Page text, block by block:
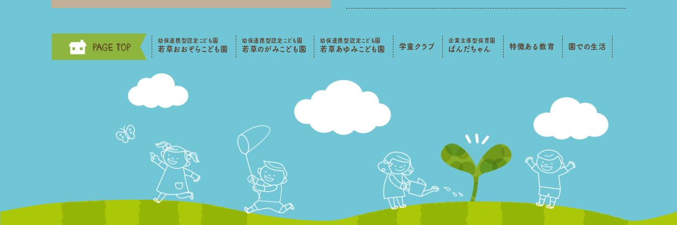
幼保連携型認定こども園
若草おおぞらこども園
幼保連携型認定こども園
若草のがみこども園
幼保連携型認定こども園
若草あゆみこども園 学童クラブ
企業主導型保育園
ぱんだちゃん 特徴ある教育 園での生活